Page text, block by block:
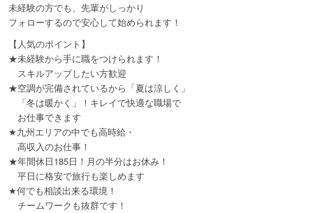
未経験の方でも、先輩がしっかり
フォローするので安心して始められます！
【人気のポイント】
★未経験から手に職をつけられます！
スキルアップしたい方歓迎
★空調が完備されているから「夏は涼しく」
「冬は暖かく」！キレイで快適な職場で
お仕事できます
★九州エリアの中でも高時給・
高収入のお仕事！
★年間休日185日！月の半分はお休み！
平日に格安で旅行も楽しめます
★何でも相談出来る環境！
チームワークも抜群です！